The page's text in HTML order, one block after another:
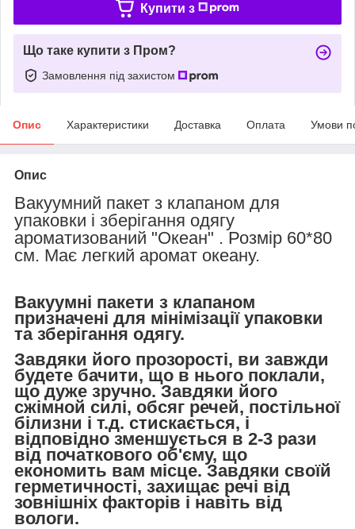
Купити з
Що таке купити з Пром?
Замовлення під захистом
Опис Характеристики Доставка Оплата Умови
Опис
Вакуумний пакет з клапаном для
упаковки і зберігання одягу
ароматизований "Океан" . Розмір 60*80
см. Має легкий аромат океану.
Вакуумні пакети з клапаном
призначені для мінімізації упаковки
та зберігання одягу.
Завдяки його прозорості, ви завжди
будете бачити, що в нього поклали,
що дуже зручно. Завдяки його
сжімной силі, обсяг речей, постільної
білизни і т.д. стискається, і
відповідно зменшується в 2-3 рази
від початкового об'єму, що
економить вам місце. Завдяки своїй
герметичності, захищає речі від
зовнішніх факторів і навіть від
вологи.